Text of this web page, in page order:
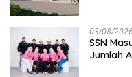
03/08/
SSN
Jumlah